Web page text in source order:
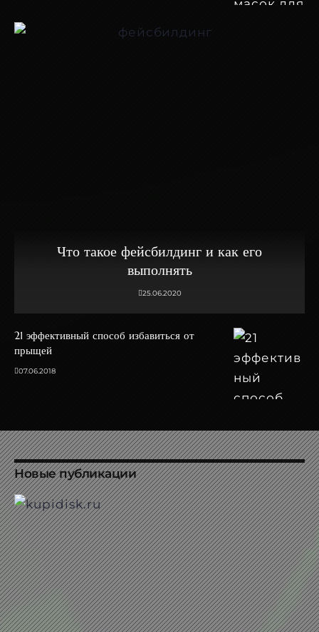
Что такое фейсбилдинг и как его
выполнять
25.06.2020
21 эффективный способ избавиться от
прыщей
07.06.2018
Новые публикации